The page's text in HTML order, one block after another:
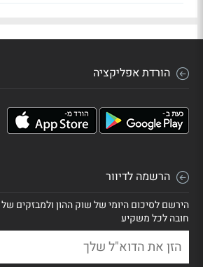
הורדת אפליקציה
הרשמה לדיוור
הירשם לסיכום היומי של שוק ההון ולמבזקים של
חובה לכל משקיע